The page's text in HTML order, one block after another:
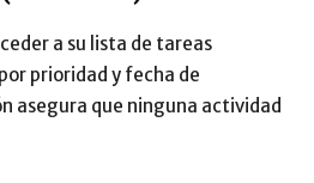
a su lista de tareas
prioridad y fecha de
asegura que ninguna actividad